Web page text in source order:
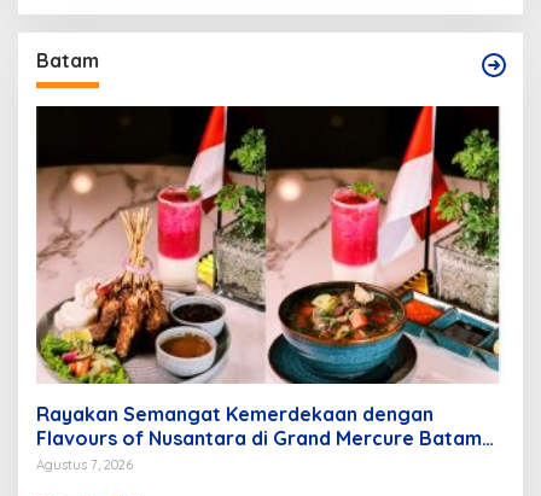
Batam
Rayakan Semangat Kemerdekaan dengan
Flavours of Nusantara di Grand Mercure Batam
Centre
Agustus 7, 2026